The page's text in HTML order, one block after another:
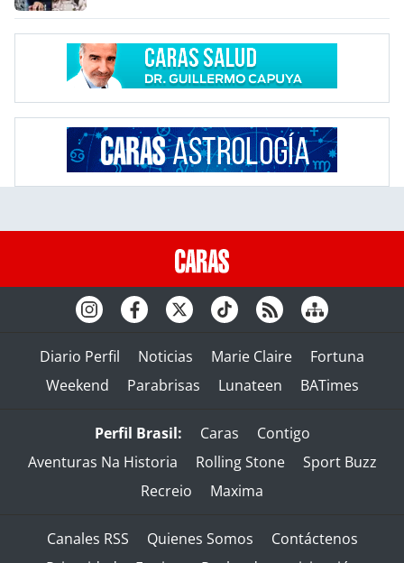
Diario Perfil Noticias Marie Claire
Fortuna
Weekend
Parabrisas Lunateen BATimes
Perfil Brasil: Caras
Contigo
Aventuras Na Historia
Rolling Stone
Sport Buzz
Recreio
Maxima
Canales RSS Quienes Somos
Contáctenos